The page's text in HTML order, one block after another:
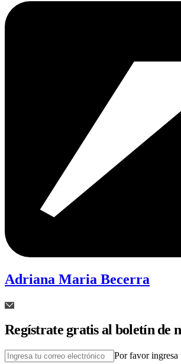
Adriana Maria Becerra
Regístrate gratis al boletín de
Por favor